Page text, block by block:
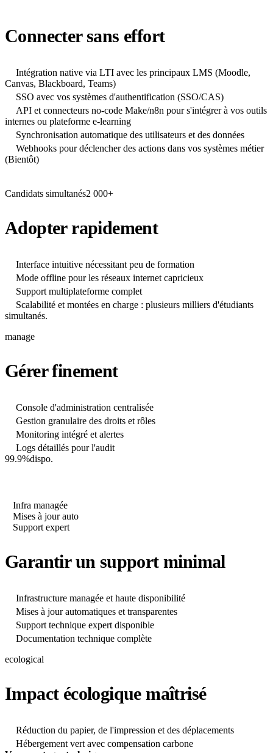
Connecter sans effort
Intégration native via LTI avec les principaux LMS (Moodle,
Canvas, Blackboard, Teams)
SSO avec vos systèmes d'authentification (SSO/CAS)
API et connecteurs no-code Make/n8n pour s'intégrer à vos outils
internes ou plateforme e-learning
Synchronisation automatique des utilisateurs et des données
Webhooks pour déclencher des actions dans vos systèmes métier
(Bientôt)
Candidats simultanés2 000+
Adopter rapidement
Interface intuitive nécessitant peu de formation
Mode offline pour les réseaux internet capricieux
Support multiplateforme complet
Scalabilité et montées en charge : plusieurs milliers d'étudiants
simultanés.
manage
Gérer finement
Console d'administration centralisée
Gestion granulaire des droits et rôles
Monitoring intégré et alertes
Logs détaillés pour l'audit
99.9%dispo.
Infra managée
Mises à jour auto
Support expert
Garantir un support minimal
Infrastructure managée et haute disponibilité
Mises à jour automatiques et transparentes
Support technique expert disponible
Documentation technique complète
ecological
Impact écologique maîtrisé
Réduction du papier, de l'impression et des déplacements
Hébergement vert avec compensation carbone